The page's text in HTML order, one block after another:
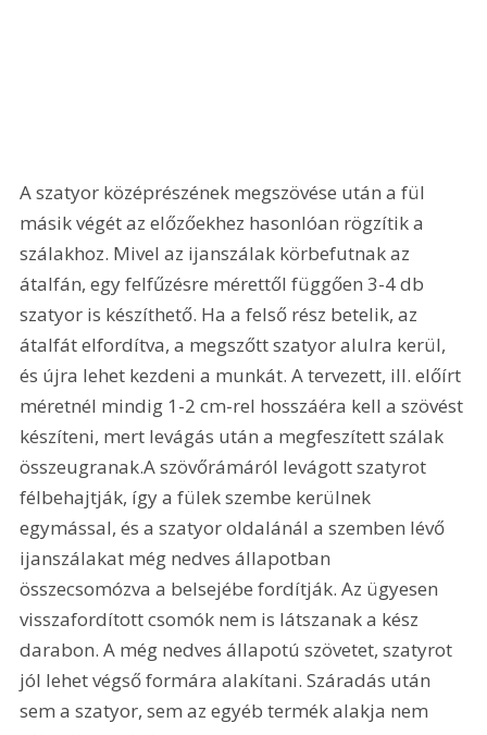
A szatyor középrészének megszövése után a fül
másik végét az előzőekhez hasonlóan rögzítik a
szálakhoz. Mivel az ijanszálak körbefutnak az
átalfán, egy felfűzésre mérettől függően 3-4 db
szatyor is készíthető. Ha a felső rész betelik, az
átalfát elfordítva, a megszőtt szatyor alulra kerül,
és újra lehet kezdeni a munkát. A tervezett, ill. előírt
méretnél mindig 1-2 cm-rel hosszáéra kell a szövést
készíteni, mert levágás után a megfeszített szálak
összeugranak.A szövőrámáról levágott szatyrot
félbehajtják, így a fülek szembe kerülnek
egymással, és a szatyor oldalánál a szemben lévő
ijanszálakat még nedves állapotban
összecsomózva a belsejébe fordítják. Az ügyesen
visszafordított csomók nem is látszanak a kész
darabon. A még nedves állapotú szövetet, szatyrot
jól lehet végső formára alakítani. Száradás után
sem a szatyor, sem az egyéb termék alakja nem